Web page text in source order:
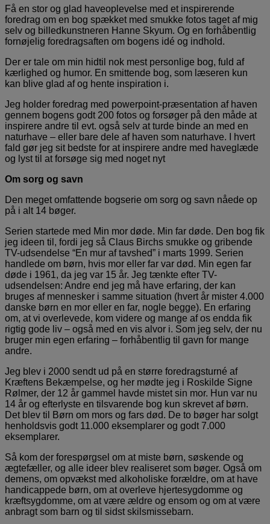
Få en stor og glad haveoplevelse med et inspirerende
foredrag om en bog spækket med smukke fotos taget af mig
selv og billedkunstneren Hanne Skyum. Og en forhåbentlig
fornøjelig foredragsaften om bogens idé og indhold.
Der er tale om min hidtil nok mest personlige bog, fuld af
kærlighed og humor. En smittende bog, som læseren kun
kan blive glad af og hente inspiration i.
Jeg holder foredrag med powerpoint-præsentation af haven
gennem bogens godt 200 fotos og forsøger på den måde at
inspirere andre til evt. også selv at turde binde an med en
naturhave – eller bare dele af haven som naturhave. I hvert
fald gør jeg sit bedste for at inspirere andre med haveglæde
og lyst til at forsøge sig med noget nyt
Om sorg og savn
Den meget omfattende bogserie om sorg og savn nåede op
på i alt 14 bøger.
Serien startede med Min mor døde. Min far døde. Den bog fik
jeg ideen til, fordi jeg så Claus Birchs smukke og gribende
TV-udsendelse “En mur af tavshed” i marts 1999. Serien
handlede om børn, hvis mor eller far var død. Min egen far
døde i 1961, da jeg var 15 år. Jeg tænkte efter TV-
udsendelsen: Andre end jeg må have erfaring, der kan
bruges af mennesker i samme situation (hvert år mister 4.000
danske børn en mor eller en far, nogle begge). En erfaring
om, at vi overlevede, kom videre og mange af os endda fik
rigtig gode liv – også med en vis alvor i. Som jeg selv, der nu
bruger min egen erfaring – forhåbentlig til gavn for mange
andre.
Jeg blev i 2000 sendt ud på en større foredragsturné af
Kræftens Bekæmpelse, og her mødte jeg i Roskilde Signe
Rølmer, der 12 år gammel havde mistet sin mor. Hun var nu
14 år og efterlyste en tilsvarende bog kun skrevet af børn.
Det blev til Børn om mors og fars død. De to bøger har solgt
henholdsvis godt 11.000 eksemplarer og godt 7.000
eksemplarer.
Så kom der forespørgsel om at miste børn, søskende og
ægtefæller, og alle ideer blev realiseret som bøger. Også om
demens, om opvækst med alkoholiske forældre, om at have
handicappede børn, om at overleve hjertesygdomme og
kræftsygdomme, om at være ældre og ensom og om at være
anbragt som barn og til sidst skilsmissebarn.